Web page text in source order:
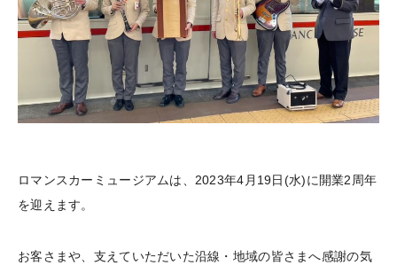
ロマンスカーミュージアムは、2023年4月19日(水)に開業2周年
を迎えます。
お客さまや、支えていただいた沿線・地域の皆さまへ感謝の気